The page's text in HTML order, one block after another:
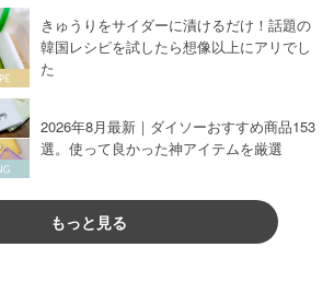
きゅうりをサイダーに漬けるだけ！話題の
韓国レシピを試したら想像以上にアリでし
た
2026年8月最新｜ダイソーおすすめ商品153
選。使って良かった神アイテムを厳選
もっと見る